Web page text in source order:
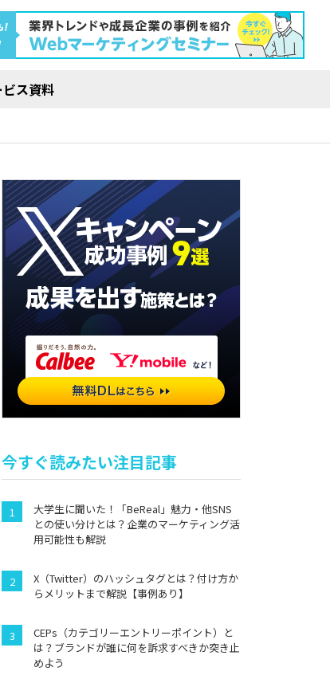
ビス資料
今すぐ読みたい注目記事
大学生に聞いた！「BeReal」魅力・他SNS
との使い分けとは？企業のマーケティング活
用可能性も解説
X（Twitter）のハッシュタグとは？付け方か
らメリットまで解説【事例あり】
CEPs（カテゴリーエントリーポイント）と
は？ブランドが誰に何を訴求すべきか突き止
めよう